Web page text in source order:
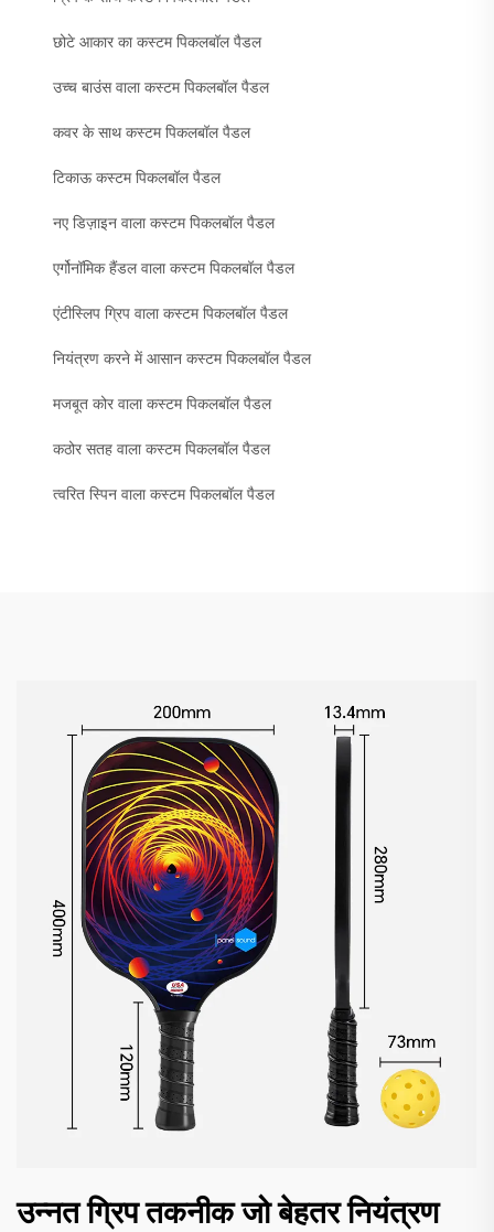
छोटे आकार का कस्टम पिकलबॉल पैडल
उच्च बाउंस वाला कस्टम पिकलबॉल पैडल
कवर के साथ कस्टम पिकलबॉल पैडल
टिकाऊ कस्टम पिकलबॉल पैडल
नए डिज़ाइन वाला कस्टम पिकलबॉल पैडल
एर्गोनॉमिक हैंडल वाला कस्टम पिकलबॉल पैडल
एंटीस्लिप ग्रिप वाला कस्टम पिकलबॉल पैडल
नियंत्रण करने में आसान कस्टम पिकलबॉल पैडल
मजबूत कोर वाला कस्टम पिकलबॉल पैडल
कठोर सतह वाला कस्टम पिकलबॉल पैडल
त्वरित स्पिन वाला कस्टम पिकलबॉल पैडल
उन्नत ग्रिप तकनीक जो बेहतर नियंत्रण